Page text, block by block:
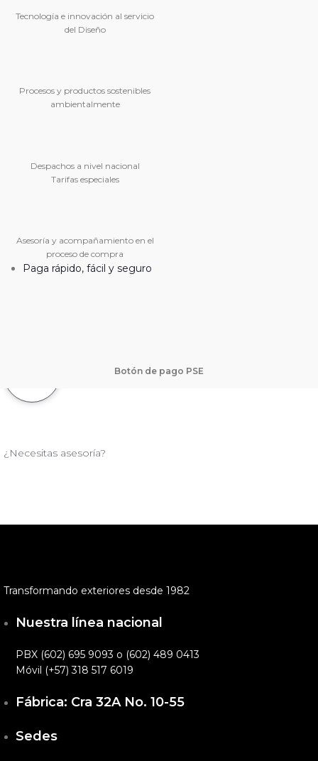
Tecnología e innovación al servicio
del Diseño
Procesos y productos sostenibles
ambientalmente
Despachos a nivel nacional
Tarifas especiales
Asesoría y acompañamiento en el
proceso de compra
Paga rápido, fácil y seguro
Botón de pago PSE
¿Necesitas asesoría?
Transformando exteriores desde 1982
Nuestra línea nacional
PBX (602) 695 9093 o (602) 489 0413
Móvil (+57) 318 517 6019
Fábrica: Cra 32A No. 10-55
Sedes